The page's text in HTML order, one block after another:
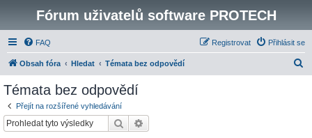
Fórum uživatelů software PROTECH
FAQ Přihlásit se
Registrovat
Obsah fóra Hledat Témata bez odpovědí
Témata bez odpovědí
Přejít na rozšířené vyhledávání
Hledat